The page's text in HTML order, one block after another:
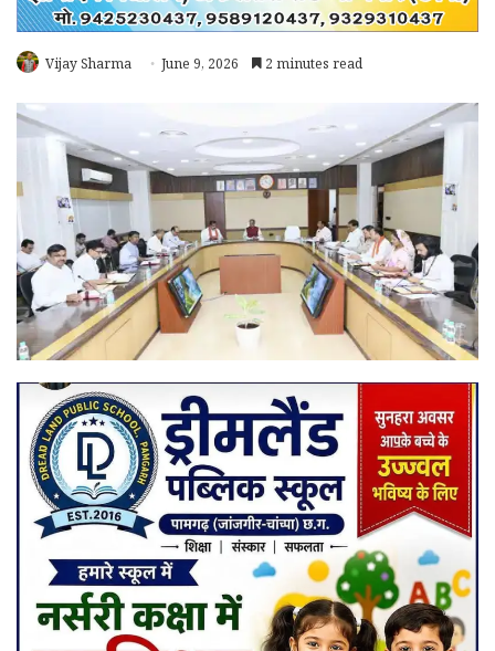
Vijay Sharma June 9, 2026 2 minutes read